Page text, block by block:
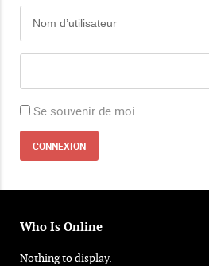
Se souvenir de moi
Who Is Online
Nothing to display.